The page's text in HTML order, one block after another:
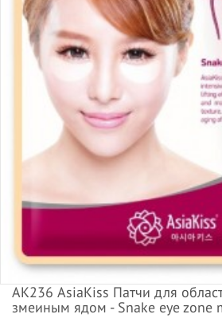
АК236 AsiaKiss Патчи для
змеиным ядом - Snake eye zone